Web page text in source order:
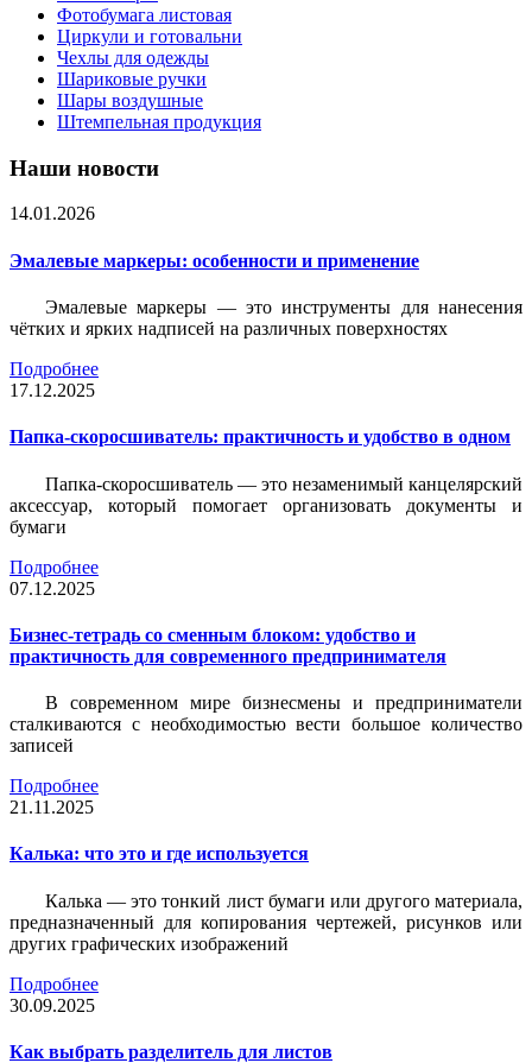
Фотобумага листовая
Циркули и готовальни
Чехлы для одежды
Шариковые ручки
Шары воздушные
Штемпельная продукция
Наши новости
14.01.2026
Эмалевые маркеры: особенности и применение
Эмалевые маркеры — это инструменты для нанесения
чётких и ярких надписей на различных поверхностях
Подробнее
17.12.2025
Папка-скоросшиватель: практичность и удобство в одном
Папка-скоросшиватель — это незаменимый канцелярский
аксессуар, который помогает организовать документы и
бумаги
Подробнее
07.12.2025
Бизнес-тетрадь со сменным блоком: удобство и
практичность для современного предпринимателя
В современном мире бизнесмены и предприниматели
сталкиваются с необходимостью вести большое количество
записей
Подробнее
21.11.2025
Калька: что это и где используется
Калька — это тонкий лист бумаги или другого материала,
предназначенный для копирования чертежей, рисунков или
других графических изображений
Подробнее
30.09.2025
Как выбрать разделитель для листов